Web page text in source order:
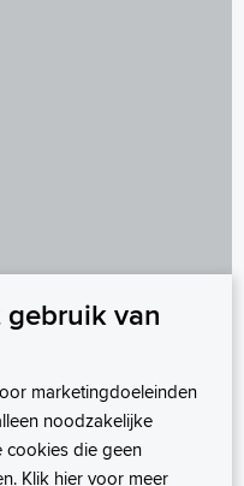
van
marketingdoeleinden
noodzakelijke
cookies die geen
Klik hier voor meer